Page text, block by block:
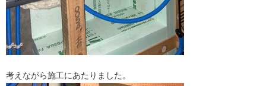
考えながら施工にあたりました。